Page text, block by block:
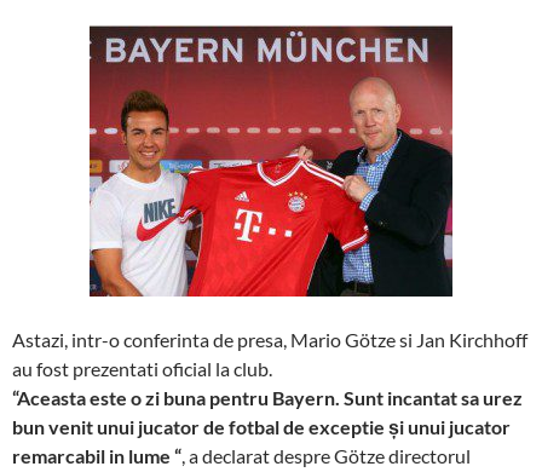
Astazi, intr-o conferinta de presa, Mario Götze si Jan Kirchhoff
au fost prezentati oficial la club.
“Aceasta este o zi buna pentru Bayern. Sunt incantat sa urez
bun venit unui jucator de fotbal de exceptie și unui jucator
remarcabil in lume “, a declarat despre Götze directorul